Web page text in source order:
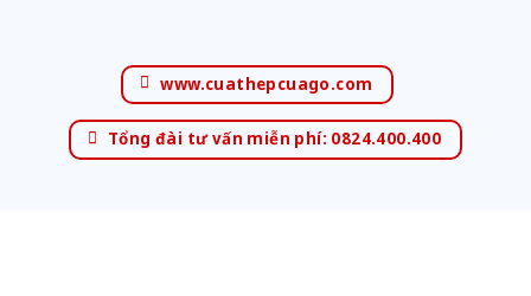
www.cuathepcuago.com
Tổng đài tư vấn miễn phí: 0824.400.400